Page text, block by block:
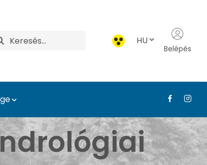
HU
Belépés
- Médiatár